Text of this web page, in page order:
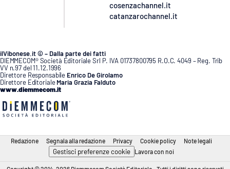
cosenzachannel.it
catanzarochannel.it
ilVibonese.it © – Dalla parte dei fatti
DIEMMECOM® Società Editoriale Srl P. IVA 01737800795 R.O.C. 4049 – Reg. Trib
VV n.97 del 11.12.1996
Direttore Responsabile Enrico De Girolamo
Direttore Editoriale Maria Grazia Falduto
www.diemmecom.it
Redazione Segnala alla redazione Privacy Cookie policy Note legali
Gestisci preferenze cookie Lavora con noi